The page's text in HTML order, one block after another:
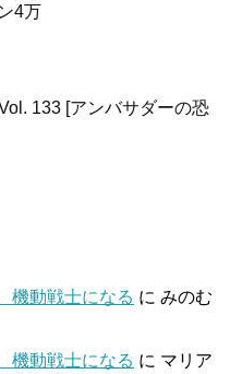
4万
133 [アンバサダーの恐
機動戦士になる に みのむ
機動戦士になる に マリア